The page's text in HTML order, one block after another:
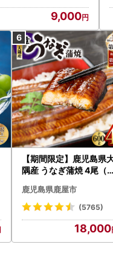
9,000
【期間限定】鹿児島県
隅産 うなぎ蒲焼 4尾（60
cp18 うなぎ 鰻 魚 惣菜 総
菜
鹿児島県鹿屋市
(5765)
18,000